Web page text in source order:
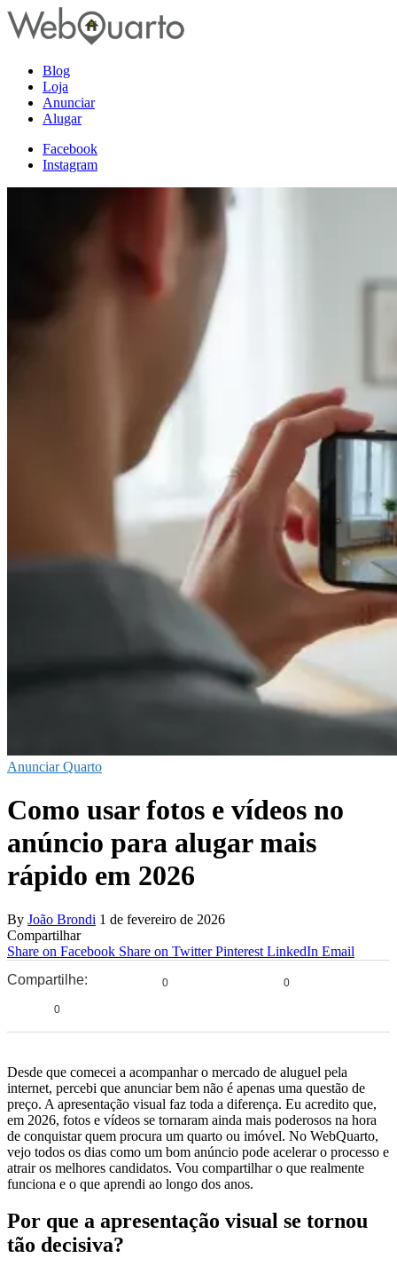
Blog
Loja
Anunciar
Alugar
Facebook
Instagram
Anunciar Quarto
Como usar fotos e vídeos no
anúncio para alugar mais
rápido em 2026
By João Brondi 1 de fevereiro de 2026
Compartilhar
Share on Facebook Share on Twitter Pinterest LinkedIn Email
Compartilhe:
0 0
0
Desde que comecei a acompanhar o mercado de aluguel pela
internet, percebi que anunciar bem não é apenas uma questão de
preço. A apresentação visual faz toda a diferença. Eu acredito que,
em 2026, fotos e vídeos se tornaram ainda mais poderosos na hora
de conquistar quem procura um quarto ou imóvel. No WebQuarto,
vejo todos os dias como um bom anúncio pode acelerar o processo e
atrair os melhores candidatos. Vou compartilhar o que realmente
funciona e o que aprendi ao longo dos anos.
Por que a apresentação visual se tornou
tão decisiva?